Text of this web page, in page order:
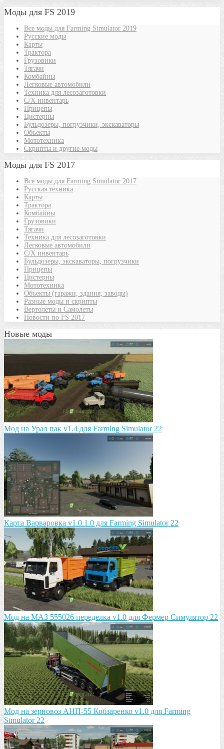
Моды для FS 2019
Все моды для Farming Simulator 2019
Русские моды
Карты
Трактора
Грузовики
Тягачи
Комбайны
Легковые автомобили
Техника для лесозаготовки
С/Х инвентарь
Прицепы
Цистерны
Бульдозеры, погрузчики, экскаваторы
Объекты
Мототехника
Скрипты и другие моды
Моды для FS 2017
Все моды для Farming Simulator 2017
Русская техника
Карты
Трактора
Комбайны
Грузовики
Тягачи
Техника для лесозаготовки
Легковые автомобили
С/Х инвентарь
Бульдозеры, экскаваторы, погрузчики
Прицепы
Цистерны
Мототехника
Объекты (гаражи, здания, заводы)
Разные моды и скрипты
Вертолеты и Самолеты
Новости по FS 2017
Новые моды
Мод на Урал пак v1.4 для Farming Simulator 22
Карта Варваровка v1.0.1.0 для Farming Simulator 22
Мод на МАЗ 555026 пeрeдeлка v1.0 для Фермер Симулятор 22
Мод на зeрновоз АНП-55 Кобзарeнко v1.0 для Farming
Simulator 22